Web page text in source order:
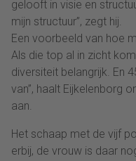
gelooft in visie en
mijn structuur”, zegt hij.
Een voorbeeld van hoe
Als die top al in zicht
diversiteit belangrijk. En
van”, haalt Eijkelenborg
aan.
Het schaap met de vijf
erbij, de vrouw is daar